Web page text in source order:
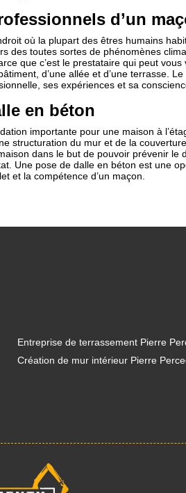
d’un
où la plupart des êtres humains
des toutes sortes de phénomènes
que c’est le prestataire qui peut
d’une allée et d’une terrasse.
ses expériences et sa
en béton
importante pour une maison à
structuration du mur et de la
dans le but de pouvoir prévenir
Une pose de dalle en béton est une
et la compétence d’un maçon.
Entreprise de terrassement Pierre
Création de mur intérieur Pierre